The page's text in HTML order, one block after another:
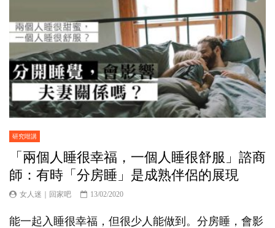
研究咁講
「兩個人睡很幸福，一個人睡很舒服」諮商
師：有時「分房睡」是成熟伴侶的展現
女人迷｜回家吧 13/02/2020
能一起入睡很幸福，但很少人能做到。分房睡，會影